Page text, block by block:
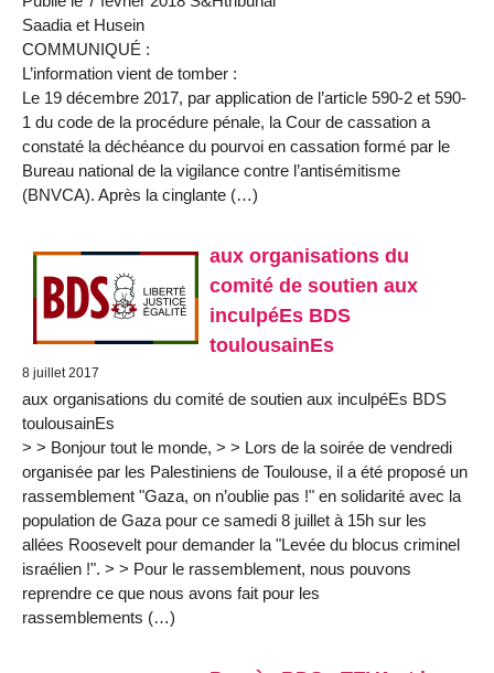
Saadia et Husein
COMMUNIQUÉ :
L’information vient de tomber :
Le 19 décembre 2017, par application de l’article 590-2 et 590-
1 du code de la procédure pénale, la Cour de cassation a
constaté la déchéance du pourvoi en cassation formé par le
Bureau national de la vigilance contre l’antisémitisme
(BNVCA). Après la cinglante (…)
aux organisations du
comité de soutien aux
inculpéEs BDS
toulousainEs
8 juillet 2017
aux organisations du comité de soutien aux inculpéEs BDS
toulousainEs
> > Bonjour tout le monde, > > Lors de la soirée de vendredi
organisée par les Palestiniens de Toulouse, il a été proposé un
rassemblement "Gaza, on n’oublie pas !" en solidarité avec la
population de Gaza pour ce samedi 8 juillet à 15h sur les
allées Roosevelt pour demander la "Levée du blocus criminel
israélien !". > > Pour le rassemblement, nous pouvons
reprendre ce que nous avons fait pour les
rassemblements (…)